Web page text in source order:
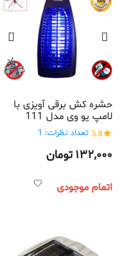
حشره کش برقی آویزی با
لامپ یو وی مدل 111
5.0 تعداد نظرات: 1
132,000تومان
اتمام موجودی